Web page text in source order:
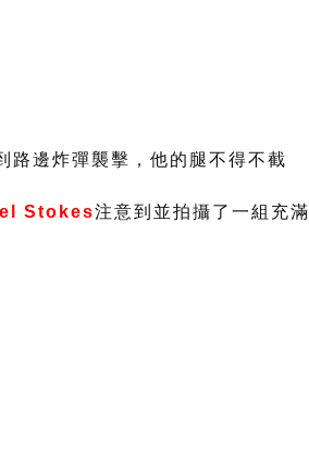
路邊炸彈襲擊，他的腿不得不截
Stokes注意到並拍攝了一組充滿